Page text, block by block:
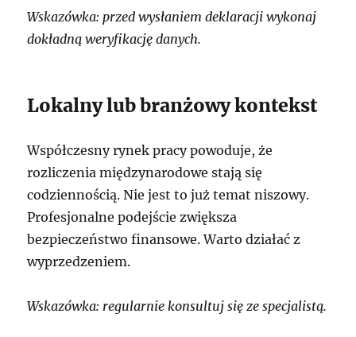
Wskazówka: przed wysłaniem deklaracji wykonaj
dokładną weryfikację danych.
Lokalny lub branżowy kontekst
Współczesny rynek pracy powoduje, że
rozliczenia międzynarodowe stają się
codziennością. Nie jest to już temat niszowy.
Profesjonalne podejście zwiększa
bezpieczeństwo finansowe. Warto działać z
wyprzedzeniem.
Wskazówka: regularnie konsultuj się ze specjalistą.